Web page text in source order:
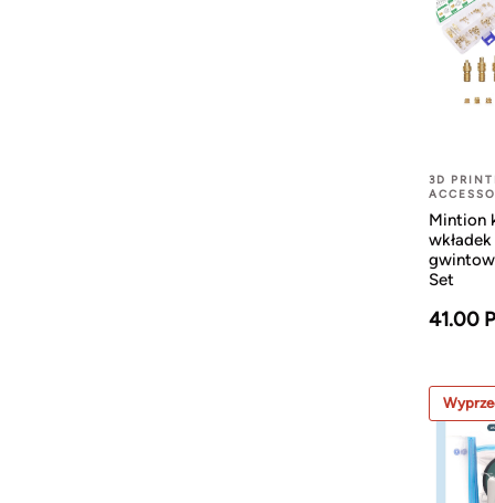
3D
Mintion
Set
41.00